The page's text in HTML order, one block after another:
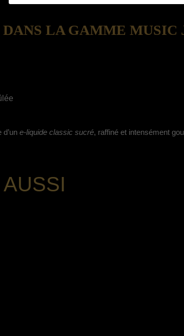
DANS LA GAMME MUSIC
e-liquide classic sucré, raffiné et intensément